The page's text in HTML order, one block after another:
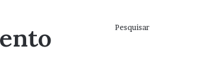
Pesquisar